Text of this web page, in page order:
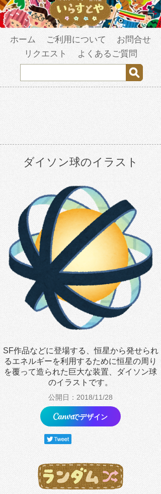
ホーム ご利用について
お問合せ
リクエスト
よくあるご質問
ダイソン球のイラスト
SF作品などに登場する、恒星から発せられ
るエネルギーを利用するために恒星の周り
を覆って造られた巨大な装置、ダイソン球
のイラストです。
公開日：2018/11/28
でデザイン